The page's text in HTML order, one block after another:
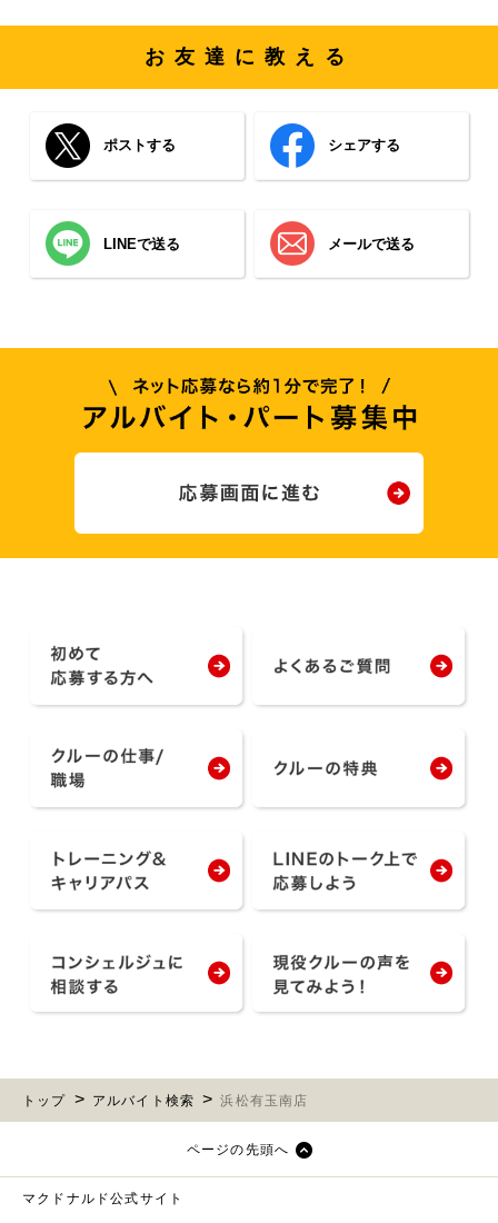
お友達に教える
ポストする シェアする
LINEで送る メールで送る
トップ アルバイト検索 浜松有玉南店
ページの先頭へ
マクドナルド公式サイト